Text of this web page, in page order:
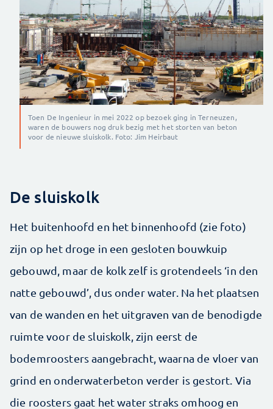
Toen De Ingenieur in mei 2022 op bezoek ging in Terneuzen,
waren de bouwers nog druk bezig met het storten van beton
voor de nieuwe sluiskolk. Foto: Jim Heirbaut
De sluiskolk
Het buitenhoofd en het binnenhoofd (zie foto)
zijn op het droge in een gesloten bouwkuip
gebouwd, maar de kolk zelf is grotendeels ‘in den
natte gebouwd’, dus onder water. Na het plaatsen
van de wanden en het uitgraven van de benodigde
ruimte voor de sluiskolk, zijn eerst de
bodemroosters aangebracht, waarna de vloer van
grind en onderwaterbeton verder is gestort. Via
die roosters gaat het water straks omhoog en